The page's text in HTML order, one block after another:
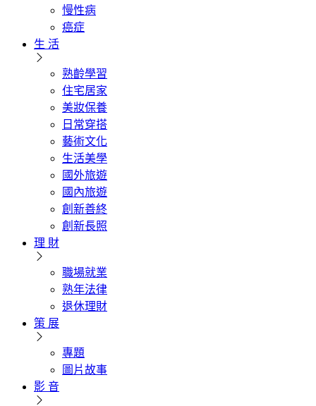
慢性病
癌症
生 活
熟齡學習
住宅居家
美妝保養
日常穿搭
藝術文化
生活美學
國外旅遊
國內旅遊
創新善終
創新長照
理 財
職場就業
熟年法律
退休理財
策 展
專題
圖片故事
影 音